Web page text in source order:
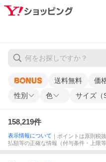
送料無料 価
性別
色 サイズ（
158,219件
表示情報について ｜ポイントは原則税
払額等の正確な情報（付与条件・上限